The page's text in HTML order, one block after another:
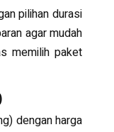
pilihan durasi
agar mudah
memilih paket
dengan harga